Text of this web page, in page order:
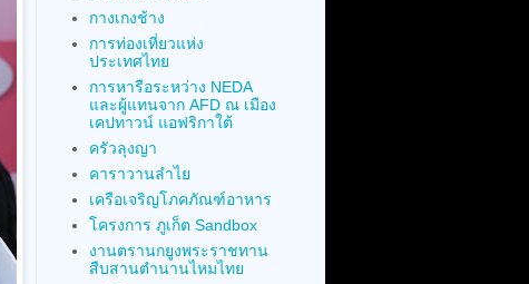
กางเกงช้าง
การท่องเที่ยวแห่ง
ประเทศไทย
การหารือระหว่าง NEDA
และผู้แทนจาก AFD ณ เมือง
เคปทาวน์ แอฟริกาใต้
ครัวลุงญา
คาราวานลำไย
เครือเจริญโภคภัณฑ์อาหาร
โครงการ ภูเก็ต Sandbox
งานตรานกยูงพระราชทาน
สืบสานตำนานไหมไทย